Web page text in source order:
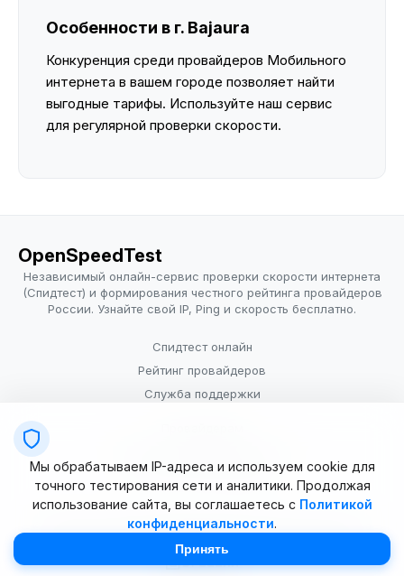
Особенности в г. Bajaura
Конкуренция среди провайдеров Мобильного
интернета в вашем городе позволяет найти
выгодные тарифы. Используйте наш сервис
для регулярной проверки скорости.
OpenSpeedTest
Независимый онлайн-сервис проверки скорости интернета
(Спидтест) и формирования честного рейтинга провайдеров
России. Узнайте свой IP, Ping и скорость бесплатно.
Спидтест онлайн
Рейтинг провайдеров
Служба поддержки
Условия использования
© 2025–2026 OpenSpeedTest (ИП Долматова В.В.). Все права
Мы обрабатываем IP-адреса и используем cookie для
точного тестирования сети и аналитики. Продолжая
использование сайта, вы соглашаетесь с Политикой
конфиденциальности.
Принять